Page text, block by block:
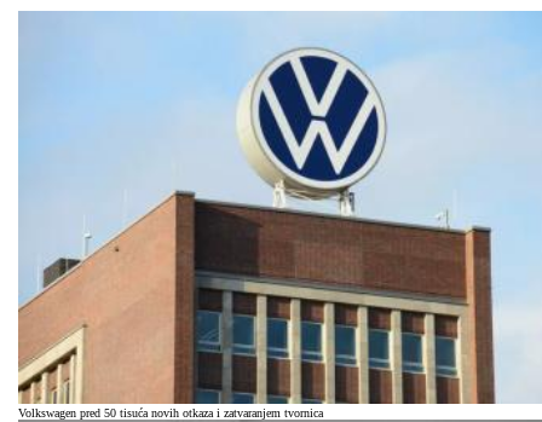
Volkswagen pred 50 tisuća novih otkaza i zatvaranjem tvornica